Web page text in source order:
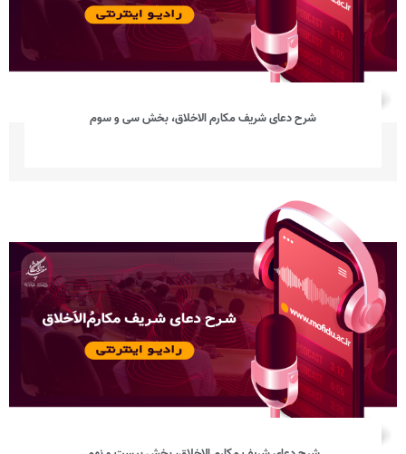
شرح دعای شریف مکارم الاخلاق، بخش سی‌ و سوم